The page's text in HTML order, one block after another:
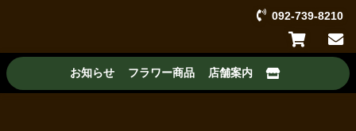
フラワーショップ ボタニカルスタイ
092-739-8210
お知らせ フラワー商品 店舗案内